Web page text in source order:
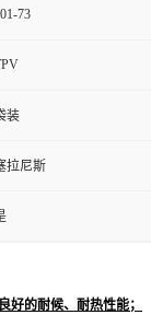
73
装
拉尼斯
好的耐候、耐热性能；